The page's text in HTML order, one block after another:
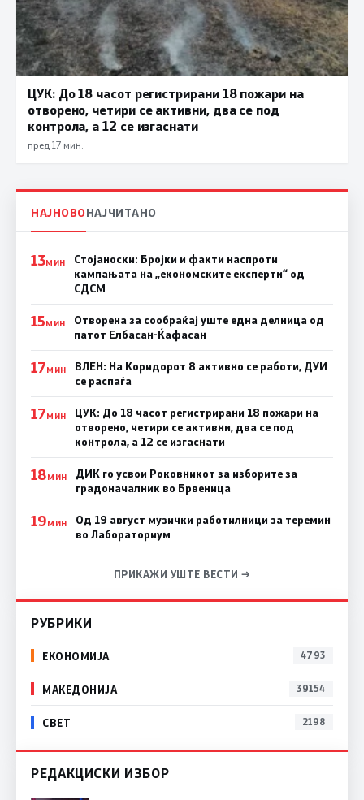
ЦУК: До 18 часот регистрирани 18 пожари на
отворено, четири се активни, два се под
контрола, а 12 се изгаснати
пред 17 мин.
НАЈНОВОНАЈЧИТАНО
13МИН
Стојаноски: Бројки и факти наспроти
кампањата на „економските експерти“ од
СДСM
15МИН
Отворена за сообраќај уште една делница од
патот Елбасан-Ќафасан
17МИН
ВЛЕН: На Коридорот 8 активно се работи, ДУИ
се распаѓа
17МИН
ЦУК: До 18 часот регистрирани 18 пожари на
отворено, четири се активни, два се под
контрола, а 12 се изгаснати
18МИН
ДИК го усвои Роковникот за изборите за
градоначалник во Брвеница
19МИН
Од 19 август музички работилници за теремин
во Лабораториум
ПРИКАЖИ УШТЕ ВЕСТИ →
РУБРИКИ
ЕКОНОМИЈА 4793
МАКЕДОНИЈА 39154
СВЕТ 2198
РЕДАКЦИСКИ ИЗБОР